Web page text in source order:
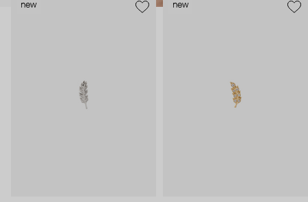
new new